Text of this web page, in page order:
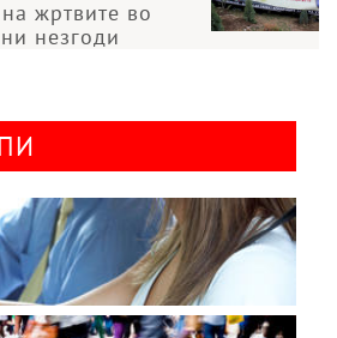
жртвите во
незгоди